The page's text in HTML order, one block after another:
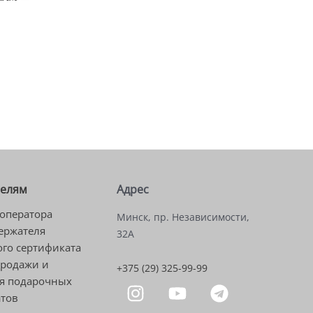
сертификата
и
подарочных
Адрес
Минск, пр. Независимости,
32А
+375 (29) 325-99-99